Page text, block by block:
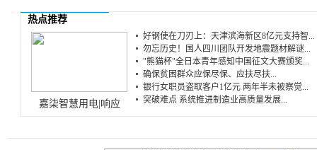
热点推荐
嘉柒智慧用电|响应
好钢使在刀刃上：天津滨海新区8亿元支持智...
勿忘历史！国人四川团队开发地震题材解谜...
"熊猫杯"全日本青年感知中国征文大赛颁奖...
确保贫困群众应保尽保、应扶尽扶...
银行女职员盗取客户1亿元 两年半未被察觉...
突破难点 系统推进制造业高质量发展...